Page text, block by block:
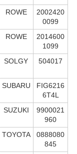
ROWE
2002420
0099
ROWE
2014600
1099
SOLGY 504017
SUBARU
FIG6216
6T4L
SUZUKI
9900021
960
TOYOTA
0888080
845